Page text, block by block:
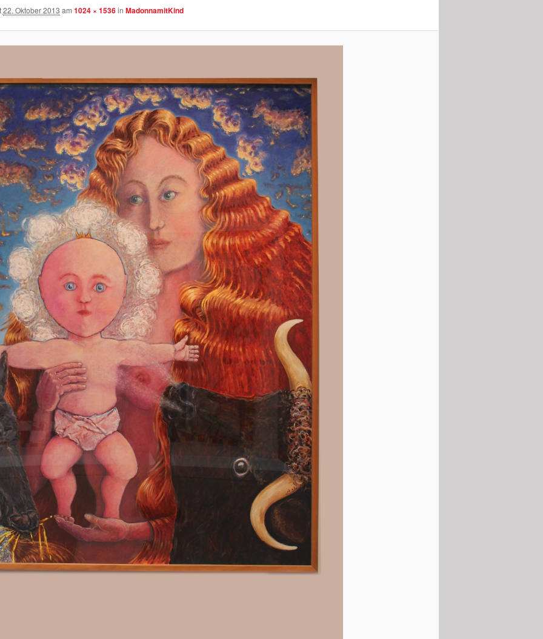
22. Oktober 2013 am 1024 × 1536in MadonnamitKind